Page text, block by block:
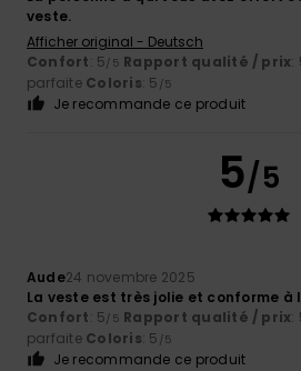
veste.
Afficher original - Deutsch
Confort: 5/5 Rapport qualité / prix:
parfaite Coloris: 5 /5
Je recommande ce produit
5/5
Aude24 novembre 2025
La veste est très jolie et conforme à
Confort: 5/5 Rapport qualité / prix:
parfaite Coloris: 5 /5
Je recommande ce produit